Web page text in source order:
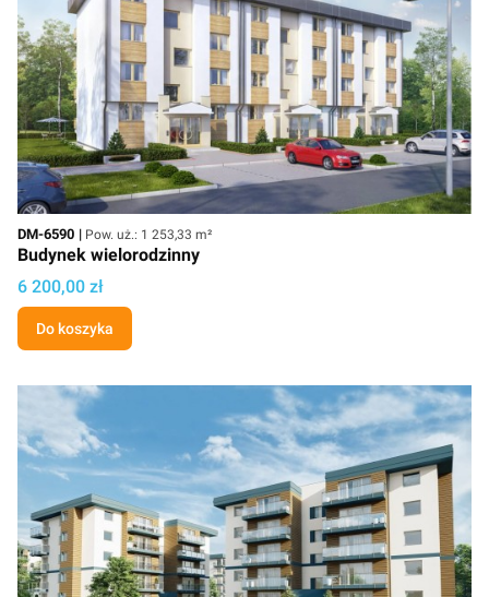
Kod
DM-6590 Powierzchnia użytkowa
Pow. uż.: 1 253,33 m²
Budynek wielorodzinny
Cena projektu
6 200,00 zł
Do koszyka